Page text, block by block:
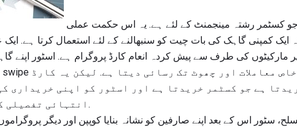
کمپنی گاہک کی بات چیت کو سنبھالنے کے لئے استعمال کرتا ہے.
کی طرف سے پیش کردہ انعام کارڈ پروگرام ہے. اسٹور اپنے
ہے جو کسٹمر خریدتا ہے اور اسٹور کو اپنی خریداری
انتہائی تفصیلی کسٹمر پروفائل بناتا ہے.
سٹور اس کے بعد اپنے صارفین کو نشانہ بنایا کوپپن اور دیگر